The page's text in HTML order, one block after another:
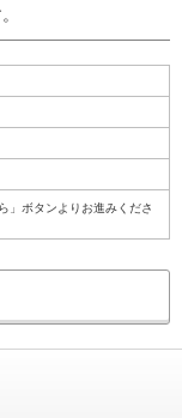
」ボタンよりお進みくださ